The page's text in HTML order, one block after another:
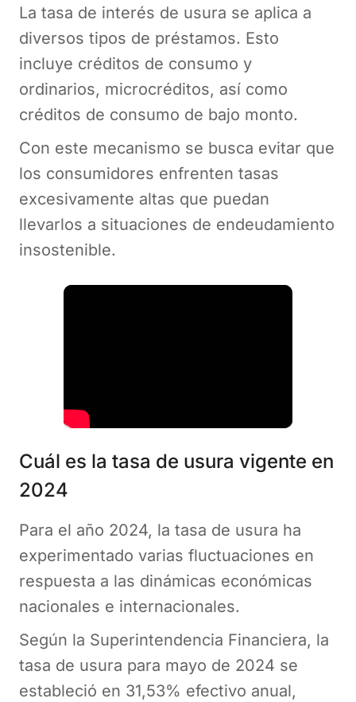
La tasa de interés de usura se aplica a
diversos tipos de préstamos. Esto
incluye créditos de consumo y
ordinarios, microcréditos, así como
créditos de consumo de bajo monto.
Con este mecanismo se busca evitar que
los consumidores enfrenten tasas
excesivamente altas que puedan
llevarlos a situaciones de endeudamiento
insostenible.
Cuál es la tasa de usura vigente en
2024
Para el año 2024, la tasa de usura ha
experimentado varias fluctuaciones en
respuesta a las dinámicas económicas
nacionales e internacionales.
Según la Superintendencia Financiera, la
tasa de usura para mayo de 2024 se
estableció en 31,53% efectivo anual,